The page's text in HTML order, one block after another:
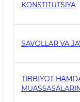
KONSTITUTSIYA
SAVOLLAR VA
TIBBIYOT